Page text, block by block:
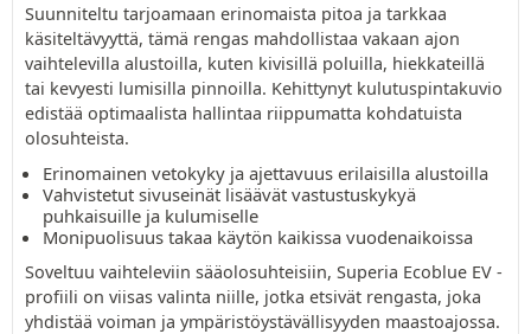
Suunniteltu tarjoamaan erinomaista pitoa ja tarkkaa
käsiteltävyyttä, tämä rengas mahdollistaa vakaan ajon
vaihtelevilla alustoilla, kuten kivisillä poluilla, hiekkateillä
tai kevyesti lumisilla pinnoilla. Kehittynyt kulutuspintakuvio
edistää optimaalista hallintaa riippumatta kohdatuista
olosuhteista.
Erinomainen vetokyky ja ajettavuus erilaisilla alustoilla
Vahvistetut sivuseinät lisäävät vastustuskykyä
puhkaisuille ja kulumiselle
Monipuolisuus takaa käytön kaikissa vuodenaikoissa
Soveltuu vaihteleviin sääolosuhteisiin, Superia Ecoblue EV -
profiili on viisas valinta niille, jotka etsivät rengasta, joka
yhdistää voiman ja ympäristöystävällisyyden maastoajossa.